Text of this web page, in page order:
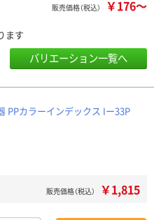
販売価格（税込） ￥176～
ます
バリエーション一覧へ
PPカラーインデックス Iー33P
販売価格（税込） ￥1,815